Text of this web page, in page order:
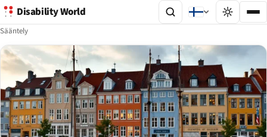
Disability World
Sääntely